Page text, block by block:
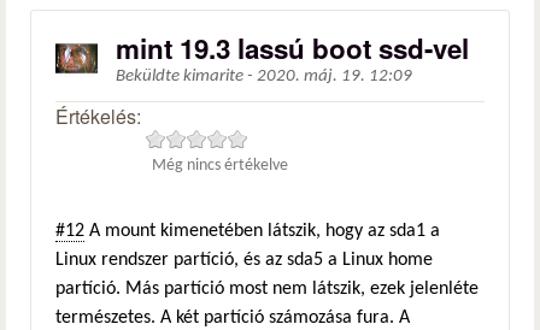
mint 19.3 lassú boot ssd-vel
Beküldte kimarite - 2020. máj. 19. 12:09
Értékelés:
Még nincs értékelve
#12 A mount kimenetében látszik, hogy az sda1 a
Linux rendszer partíció, és az sda5 a Linux home
partíció. Más partíció most nem látszik, ezek jelenléte
természetes. A két partíció számozása fura. A